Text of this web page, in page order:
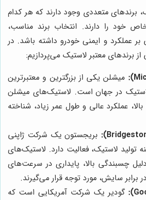
برندهای متعددی وجود دارند که هر کدام
خود را دارند. انتخاب برند مناسب،
بر عملکرد و ایمنی خودرو داشته باشد. در
برندهای معتبر لاستیک می‌پردازیم:
میشلن یکی از بزرگترین و معتبرترین
لاستیک در جهان است. لاستیک‌های میشلن
عملکرد عالی و طول عمر زیاد، شناخته
بریجستون یک شرکت ژاپنی
تولید لاستیک، فعالیت دارد. لاستیک‌های
چسبندگی بالا، پایداری در سرعت‌های
برابر سایش، مورد توجه قرار می‌گیرند.
گودیر یک شرکت آمریکایی است که